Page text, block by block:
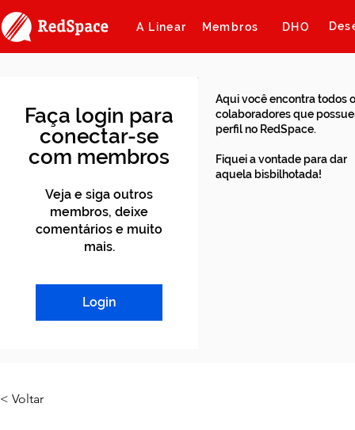
A Linear Membros DHO
Faça login para
conectar-se
com membros
Veja e siga outros
membros, deixe
comentários e muito
mais.
Login
Aqui você encontra todos
colaboradores que
perfil no RedSpace.
Fiquei a vontade para dar
aquela bisbilhotada!
< Voltar